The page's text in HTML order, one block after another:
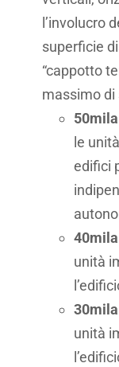
l’involucro
superficie
“cappotto
massimo di
le
edifici
unità
unità